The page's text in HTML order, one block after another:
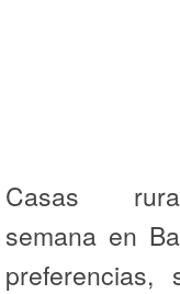
Casas
semana en